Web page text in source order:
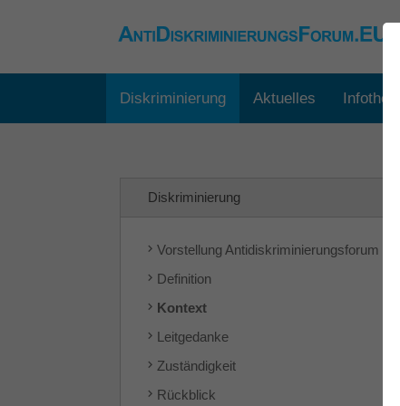
Diskriminierung Aktuelles Infothek
Diskriminierung
Vorstellung Antidiskriminierungsforum
Definition
Kontext
Leitgedanke
Zuständigkeit
Rückblick